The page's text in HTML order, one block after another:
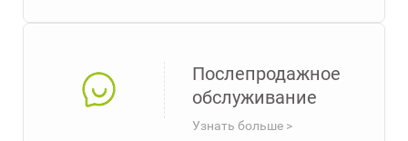
Послепродажное
обслуживание
Узнать больше >